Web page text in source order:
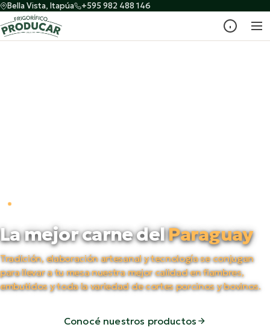
Bella Vista, Itapúa +595 982 488 146
PRODUCTORES DESDE 1998
La mejor carne delParaguay
Tradición, elaboración artesanal y tecnología se conjugan
para llevar a tu mesa nuestra mejor calidad en fiambres,
embutidos y toda la variedad de cortes porcinos y bovinos.
Conocé nuestros productos